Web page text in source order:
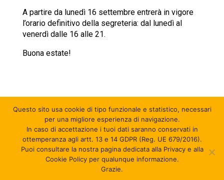
A partire da lunedì 16 settembre entrerà in vigore
l’orario definitivo della segreteria: dal lunedì al
venerdì dalle 16 alle 21.
Buona estate!
© 2026 MUVet ASD - APS - P.iva 03614411209 - C.F.
91389460378 - Credits: youtool.
Questo sito usa cookie di tipo funzionale e statistico, necessari
per una migliore esperienza di navigazione.
In caso di accettazione i tuoi dati saranno conservati in
ottemperanza agli artt. 13 e 14 GDPR (Reg. UE 679/2016).
Puoi consultare la nostra pagina dedicata alla Privacy e alla
Cookie Policy per qualunque informazione.
Grazie.